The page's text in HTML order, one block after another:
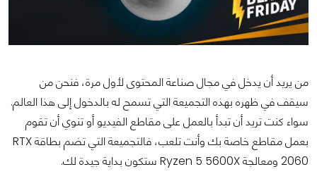
من يريد أن يدخل في مجال صناعة المحتوى لأول مرة، فنحن من
سيقف في ظهره بهذه التجميعة التي تسمح له بالدخول إلى هذا العالم.
سواء كنت تريد أن تبدأ بالعمل على مقاطع الفيديو أو تنوي أن تقوم
بعمل مقاطع خاصة بك وأنت تلعب، فالتجميعة التي تضم بطاقة RTX
2060 ومعالجة Ryzen 5 5600X ستكون بداية جيدة لك.